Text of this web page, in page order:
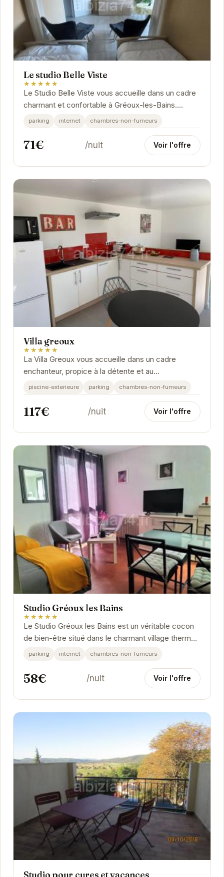
Le studio Belle Viste
★★★★★
Le Studio Belle Viste vous accueille dans un cadre
charmant et confortable à Gréoux-les-Bains.
Idéalement situé, il vous permettra de profiter...
parking internet chambres-non-fumeurs
71€ /nuit Voir l'offre
Villa greoux
★★★★★
La Villa Greoux vous accueille dans un cadre
enchanteur, propice à la détente et au
ressourcement. Avec sa piscine extérieure, son
parking et ses...
piscine-exterieure parking chambres-non-fumeurs
117€ /nuit Voir l'offre
Studio Gréoux les Bains
★★★★★
Le Studio Gréoux les Bains est un véritable cocon
de bien-être situé dans le charmant village thermal
de Gréoux-les-Bains. Idéal pour les...
parking internet chambres-non-fumeurs
58€ /nuit Voir l'offre
Studio pour cures et vacances